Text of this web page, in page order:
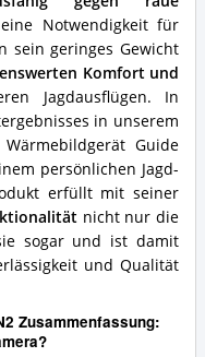
Notwendigkeit für
sein geringes Gewicht
Komfort und
Jagdausflügen. In
in unserem
Guide
persönlichen Jagd-
erfüllt mit seiner
nicht nur die
sogar und ist damit
und Qualität
Zusammenfassung: